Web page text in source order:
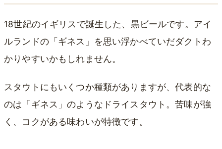
18世紀のイギリスで誕生した、黒ビールです。アイ
ルランドの「ギネス」を思い浮かべていだダクトわ
かりやすいかもしれません。
スタウトにもいくつか種類がありますが、代表的な
のは「ギネス」のようなドライスタウト。苦味が強
く、コクがある味わいが特徴です。